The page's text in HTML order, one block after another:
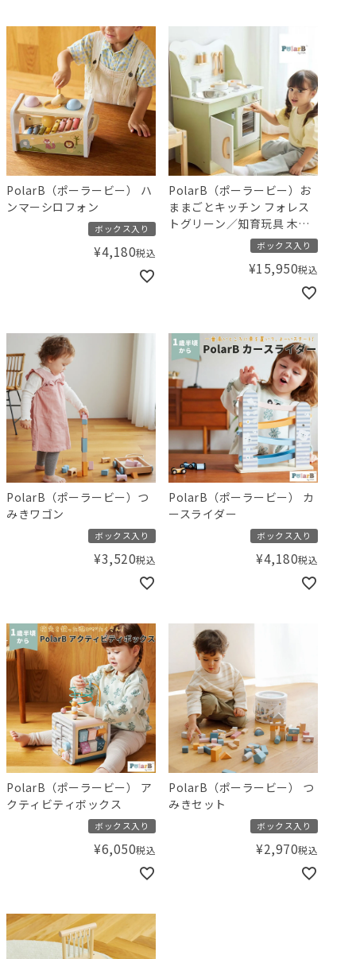
PolarB（ポーラービー） ハ
ンマーシロフォン
ボックス入り
¥4,180税込
PolarB（ポーラービー）お
ままごとキッチン フォレス
トグリーン／知育玩具 木製
ままごとセット 北欧ボックス入り
¥15,950税込
PolarB（ポーラービー）つ
みきワゴン
ボックス入り
¥3,520税込
PolarB（ポーラービー） カ
ースライダー
ボックス入り
¥4,180税込
PolarB（ポーラービー） ア
クティビティボックス
ボックス入り
¥6,050税込
PolarB（ポーラービー） つ
みきセット
ボックス入り
¥2,970税込